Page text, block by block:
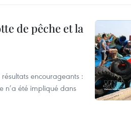
de pêche et la
encourageants :
n’a été impliqué dans